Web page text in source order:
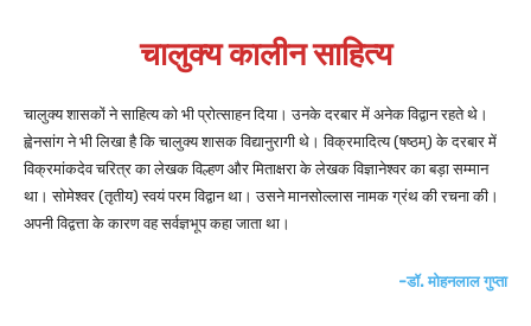
चालुक्य कालीन साहित्य
चालुक्य शासकों ने साहित्य को भी प्रोत्साहन दिया। उनके दरबार में अनेक विद्वान रहते थे।
ह्वेनसांग ने भी लिखा है कि चालुक्य शासक विद्यानुरागी थे। विक्रमादित्य (षष्ठम्) के दरबार में
विक्रमांकदेव चरित्र का लेखक विल्हण और मिताक्षरा के लेखक विज्ञानेश्वर का बड़ा सम्मान
था। सोमेश्वर (तृतीय) स्वयं परम विद्वान था। उसने मानसोल्लास नामक ग्रंथ की रचना की।
अपनी विद्वत्ता के कारण वह सर्वज्ञभूप कहा जाता था।
-डॉ. मोहनलाल गुप्ता